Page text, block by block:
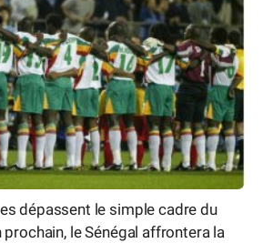
dépassent le simple cadre du
le Sénégal affrontera la